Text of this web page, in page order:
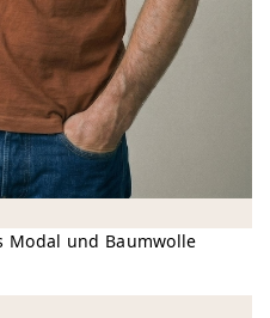
Modal und Baumwolle